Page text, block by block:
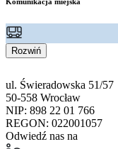
Rozwiń
ul. Świeradowska 51/57
50-558 Wrocław
NIP: 898 22 01 766
REGON: 022001057
Odwiedź nas na